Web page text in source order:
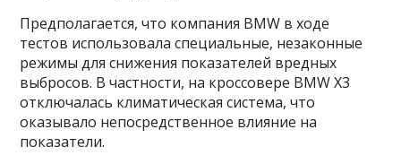
Предполагается, что компания BMW в ходе
тестов использовала специальные, незаконные
режимы для снижения показателей вредных
выбросов. В частности, на кроссовере BMW X3
отключалась климатическая система, что
оказывало непосредственное влияние на
показатели.